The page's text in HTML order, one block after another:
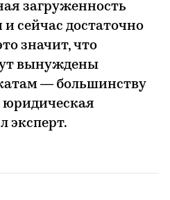
загруженность
сейчас достаточно
значит, что
вынуждены
— большинству
юридическая
эксперт.